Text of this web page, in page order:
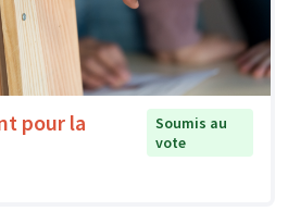
pour la
Soumis au
vote